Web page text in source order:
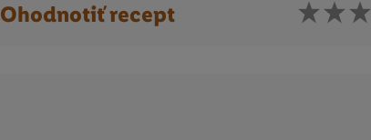
Ohodnotiť recept